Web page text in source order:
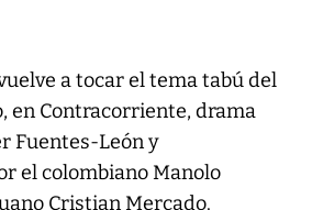
a tocar el tema tabú del
en Contracorriente, drama
Fuentes-León y
el colombiano Manolo
Cristian Mercado.